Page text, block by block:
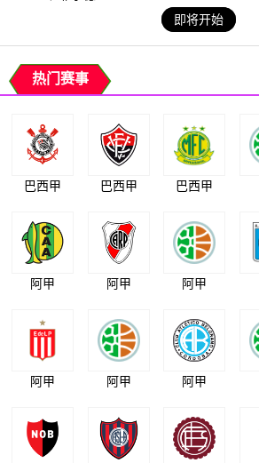
即将开始
热门赛事
巴西甲 巴西甲 巴西甲
阿甲 阿甲 阿甲
阿甲 阿甲 阿甲